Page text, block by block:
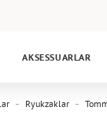
AKSESSUARLAR
Ryukzaklar